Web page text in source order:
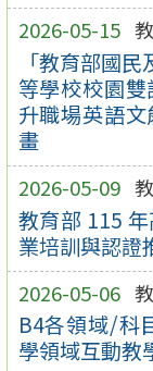
2026-05-15
「教育部國
等學校校園
升職場英語
畫
2026-05-09
教育部 115
業培訓與認證
2026-05-06
B4各領域/科
學領域互動教